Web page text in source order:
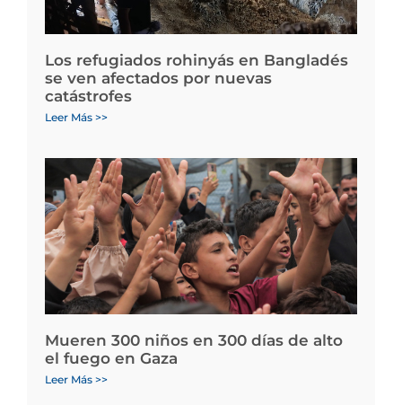
Los refugiados rohinyás en Bangladés
se ven afectados por nuevas
catástrofes
Leer Más >>
Mueren 300 niños en 300 días de alto
el fuego en Gaza
Leer Más >>